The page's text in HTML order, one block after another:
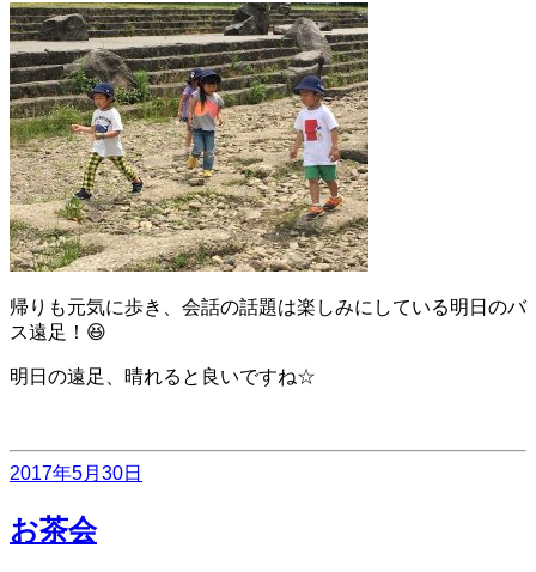
帰りも元気に歩き、会話の話題は楽しみにしている明日のバ
ス遠足！😆
明日の遠足、晴れると良いですね☆
投
日:
2017年5月30日
お茶会